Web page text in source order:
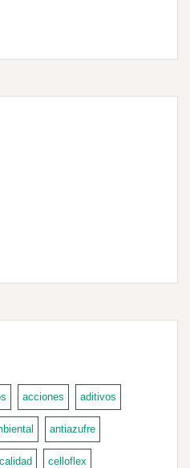
acciones aditivos
antiazufre
calidad celloflex